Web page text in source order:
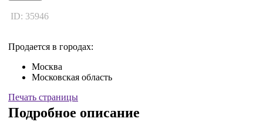
ID: 35946
Продается в городах:
Москва
Московская область
Печать страницы
Подробное описание